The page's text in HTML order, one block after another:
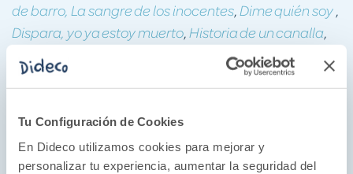
Tu Configuración de Cookies
En Dideco utilizamos cookies para mejorar y
personalizar tu experiencia, aumentar la seguridad del
de barro, La sangre de los inocentes,Dime quién soy,
Dispara, yo ya estoy muerto,Historia de un canalla,
Tú no matarás
El niño que perdió
la guerra
, su libro más
Tifis y Argos fueron testigos cómplices de la escritura
de todas ellas. Barbie será quien guarde los secretos
de los libros futuros.